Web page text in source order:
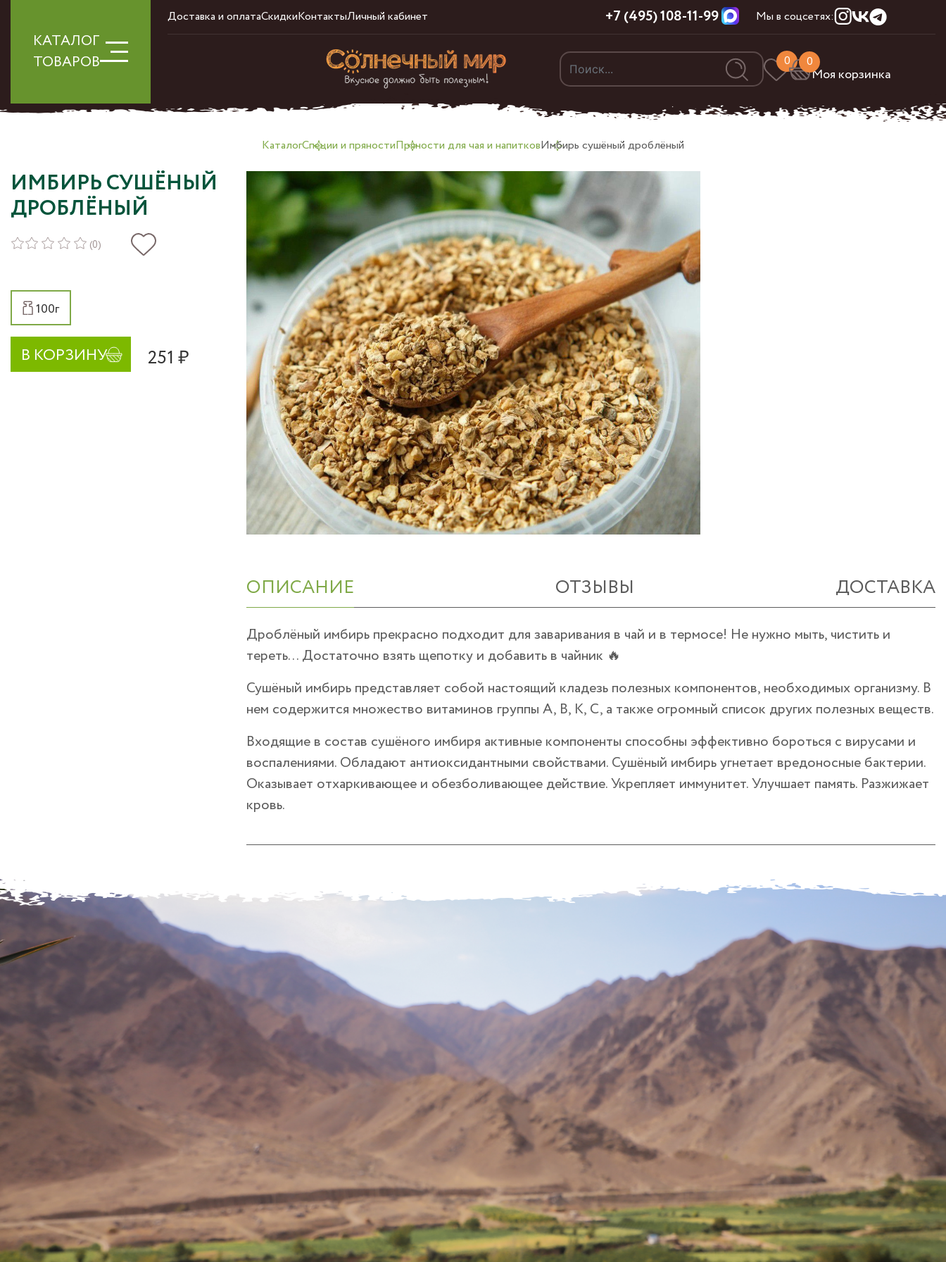
КАТАЛОГ
ТОВАРОВ
Доставка и оплатаСкидкиКонтактыЛичный кабинет +7 (495) 108-11-99 Мы в соцсетях:
0 0
Моя корзинка
КаталогСпеции и пряностиПряности для чая и напитковИмбирь сушёный дроблёный
ИМБИРЬ СУШЁНЫЙ
ДРОБЛЁНЫЙ
(0)
100г
В КОРЗИНУ 251 ₽
ОПИСАНИЕ ОТЗЫВЫ ДОСТАВКА
Дроблёный имбирь прекрасно подходит для заваривания в чай и в термосе! Не нужно мыть, чистить и
тереть... Достаточно взять щепотку и добавить в чайник 🔥
Сушёный имбирь представляет собой настоящий кладезь полезных компонентов, необходимых организму. В
нем содержится множество витаминов группы А, В, К, С, а также огромный список других полезных веществ.
Входящие в состав сушёного имбиря активные компоненты способны эффективно бороться с вирусами и
воспалениями. Обладают антиоксидантными свойствами. Сушёный имбирь угнетает вредоносные бактерии.
Оказывает отхаркивающее и обезболивающее действие. Укрепляет иммунитет. Улучшает память. Разжижает
кровь.